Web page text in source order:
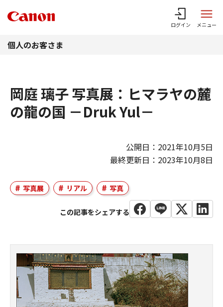
ログイン メニュー
個人のお客さま
岡庭 璃子 写真展：ヒマラヤの麓
の龍の国 －Druk Yul－
公開日：2021年10月5日
最終更新日：2023年10月8日
写真展 リアル 写真